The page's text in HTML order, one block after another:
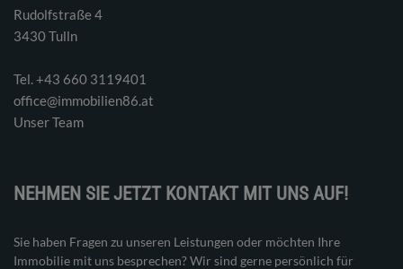
Rudolfstraße 4
3430 Tulln
Tel. ‭+43 660 3119401‬
office@immobilien86.at
Unser Team
NEHMEN SIE JETZT KONTAKT MIT UNS AUF!
Sie haben Fragen zu unseren Leistungen oder möchten Ihre
Immobilie mit uns besprechen? Wir sind gerne persönlich für